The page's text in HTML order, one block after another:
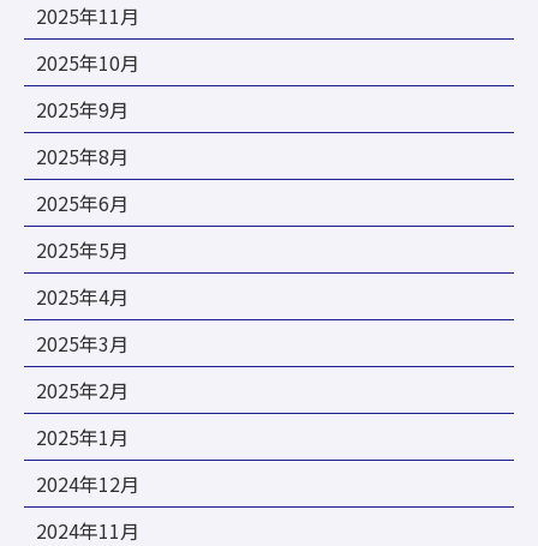
2025年11月
2025年10月
2025年9月
2025年8月
2025年6月
2025年5月
2025年4月
2025年3月
2025年2月
2025年1月
2024年12月
2024年11月